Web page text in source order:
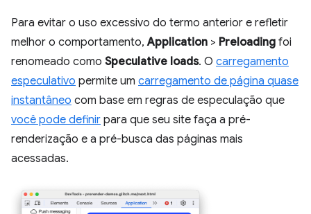
Para evitar o uso excessivo do termo anterior e refletir
melhor o comportamento,Application > Preloading foi
renomeado como Speculative loads. O carregamento
especulativo permite um carregamento de página quase
instantâneo com base em regras de especulação que
você pode definir para que seu site faça a pré-
renderização e a pré-busca das páginas mais
acessadas.